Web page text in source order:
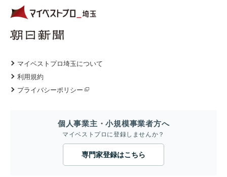
マイベストプロ埼玉について
利用規約
プライバシーポリシー
個人事業主・小規模事業者方へ
マイベストプロに登録しませんか？
専門家登録はこちら